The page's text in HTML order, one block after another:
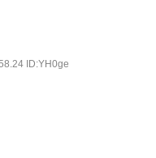
ID:YH0ge